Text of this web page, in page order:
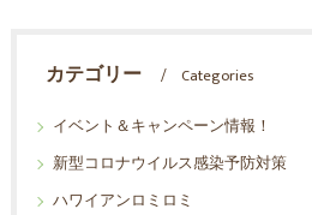
カテゴリー
Categories
イベント＆キャンペーン情報！
新型コロナウイルス感染予防対策
ハワイアンロミロミ